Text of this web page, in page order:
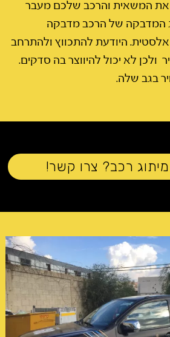
המשאית והרכב שלכם מעבר
המדבקה של הרכב מדבקה
היודעת להתכווץ ולהתרחב
ולכן לא יכול להיווצר בה סדקים.
בגב שלה.
רכב? צרו קשר!